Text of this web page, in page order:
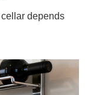
depends